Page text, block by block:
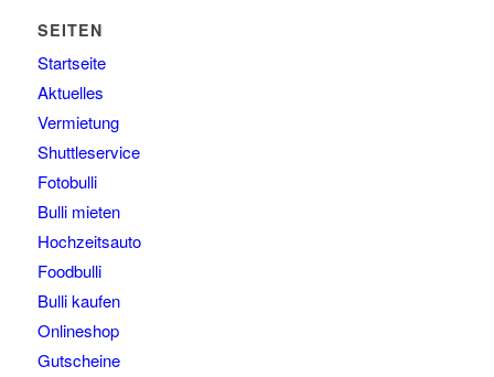
SEITEN
Startseite
Aktuelles
Vermietung
Shuttleservice
Fotobulli
Bulli mieten
Hochzeitsauto
Foodbulli
Bulli kaufen
Onlineshop
Gutscheine